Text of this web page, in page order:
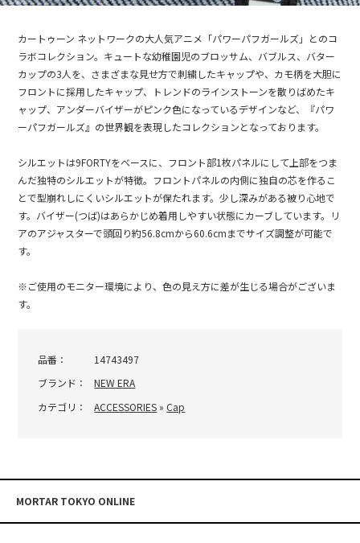
カートゥーン ネットワークの大人気アニメ「パワーパフガールズ」とのコ
ラボコレクション。キュートな幼稚園児のブロッサム、バブルス、バター
カップの3人を、さまざまな見せ方で刺繍したキャップや、カモ柄を大胆に
フロントに採用したキャップ、トレンドのラインストーンを散りばめたキ
ャップ、アンダーバイザーがピンク色になっているデザインなど、『パワ
ーパフガールズ』の世界観を表現したコレクションとなっております。
シルエットは9FORTYをベースに、フロント部1枚パネルにして上部をつま
んだ独特のシルエットが特徴。フロントパネルの内側に独自の芯を作るこ
とで型崩れしにくいシルエットが保たれます。少し深みがある被り心地で
す。バイザー(つば)はあらかじめ着用しやすい状態にカーブしています。リ
アのアジャスターで頭回り約56.8cmから60.6cmまでサイズ調整が可能で
す。
※ご使用のモニター環境により、色の見え方に差が生じる場合がございま
す。
品番：
14743497
ブランド：
NEW ERA
カテゴリ：
ACCESSORIES »Cap
MORTAR TOKYO ONLINE